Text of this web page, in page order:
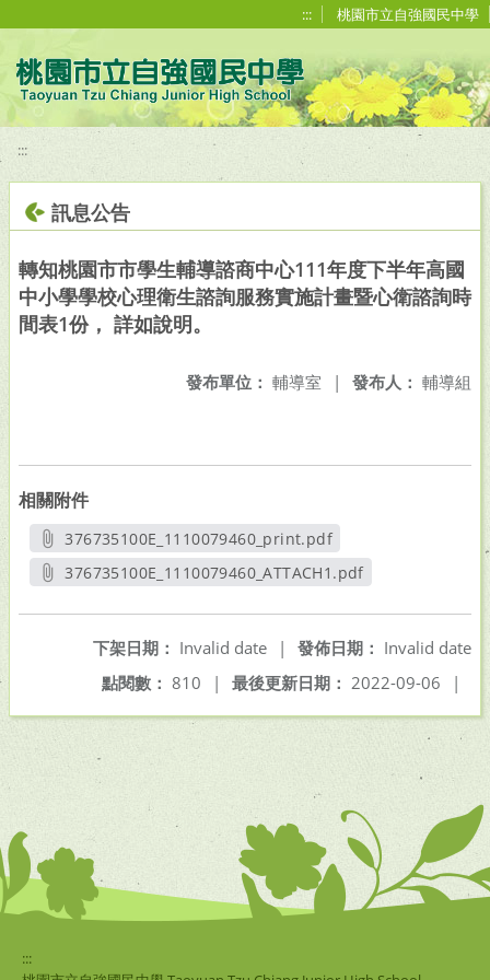
::: 桃園市立自強國民中學
:::
訊息公告
轉知桃園市市學生輔導諮商中心111年度下半年高國
中小學學校心理衛生諮詢服務實施計畫暨心衛諮詢時
間表1份， 詳如說明。
發布人： 輔導組
發布單位： 輔導室 |
相關附件
376735100E_1110079460_print.pdf
另開新視窗
376735100E_1110079460_ATTACH1.pdf
發佈日期： Invalid date
下架日期： Invalid date
|
最後更新日期： 2022-09-06 |
點閱數： 810 |
:::